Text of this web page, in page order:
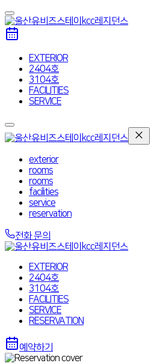
EXTERIOR
2404호
3104호
FACILITIES
SERVICE
exterior
rooms
rooms
facilities
service
reservation
전화 문의
EXTERIOR
2404호
3104호
FACILITIES
SERVICE
RESERVATION
예약하기